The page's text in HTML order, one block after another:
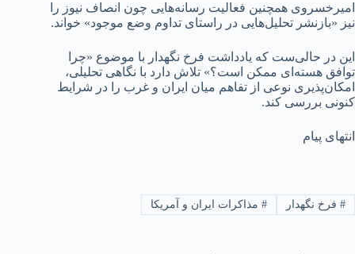
امیرخسروی همچنین فعالیت رسانه‌هایی چون انصاف نیوز را
نیز «بازنشر تحلیل‌هایی در راستای تداوم وضع موجود» خواند.
این در حالی‌ست که یادداشت فرخ نگهدار با موضوع «چرا
توافق هسته‌ای ممکن است؟» تلاش دارد با نگاهی تحلیلی،
امکان‌پذیری نوعی از تفاهم میان ایران و غرب را در شرایط
کنونی بررسی کند.
انتهای پیام
#فرخ نگهدار #مذاکرات ایران و آمریکا